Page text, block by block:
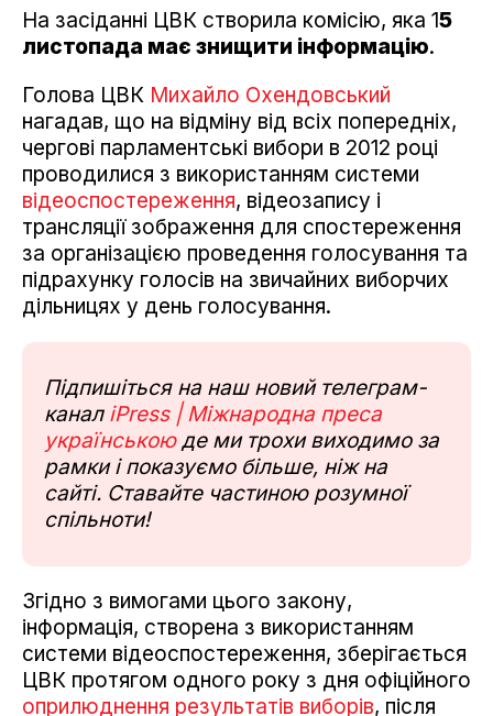
На засіданні ЦВК створила комісію, яка 15
листопада має знищити інформацію.
Голова ЦВК Михайло Охендовський
нагадав, що на відміну від всіх попередніх,
чергові парламентські вибори в 2012 році
проводилися з використанням системи
відеоспостереження, відеозапису і
трансляції зображення для спостереження
за організацією проведення голосування та
підрахунку голосів на звичайних виборчих
дільницях у день голосування.
Підпишіться на наш новий телеграм-
канал iPress | Міжнародна преса
українськоюде ми трохи виходимо за
рамки і показуємо більше, ніж на
сайті. Ставайте частиною розумної
спільноти!
Згідно з вимогами цього закону,
інформація, створена з використанням
системи відеоспостереження, зберігається
ЦВК протягом одного року з дня офіційного
оприлюднення результатів виборів, після